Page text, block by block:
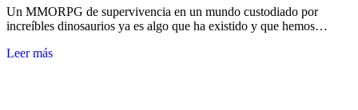
Un MMORPG de supervivencia en un mundo custodiado por
increíbles dinosaurios ya es algo que ha existido y que hemos…
Leer más